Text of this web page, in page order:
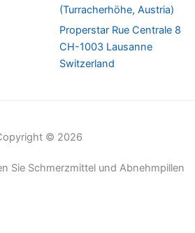
(Turracherhöhe, Austria)
Properstar Rue Centrale 8
CH-1003 Lausanne
Switzerland
© 2026
Sie Schmerzmittel und Abnehmpillen